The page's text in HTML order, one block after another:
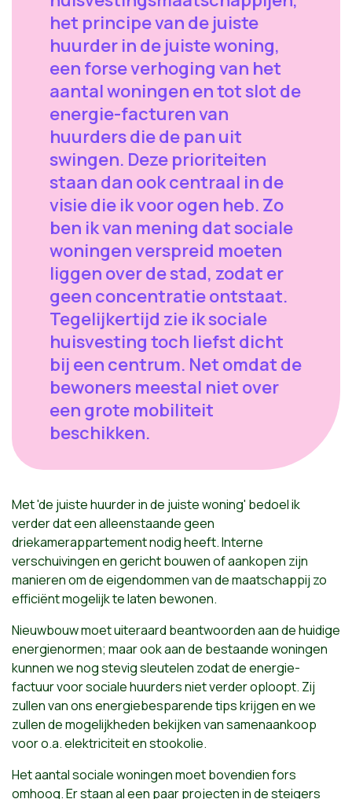
het principe van de juiste
huurder in de juiste woning,
een forse verhoging van het
aantal woningen en tot slot de
energie-facturen van
huurders die de pan uit
swingen. Deze prioriteiten
staan dan ook centraal in de
visie die ik voor ogen heb. Zo
ben ik van mening dat sociale
woningen verspreid moeten
liggen over de stad, zodat er
geen concentratie ontstaat.
Tegelijkertijd zie ik sociale
huisvesting toch liefst dicht
bij een centrum. Net omdat de
bewoners meestal niet over
een grote mobiliteit
beschikken.
Met 'de juiste huurder in de juiste woning' bedoel ik
verder dat een alleenstaande geen
driekamerappartement nodig heeft. Interne
verschuivingen en gericht bouwen of aankopen zijn
manieren om de eigendommen van de maatschappij zo
efficiënt mogelijk te laten bewonen.
Nieuwbouw moet uiteraard beantwoorden aan de huidige
energienormen; maar ook aan de bestaande woningen
kunnen we nog stevig sleutelen zodat de energie-
factuur voor sociale huurders niet verder oploopt. Zij
zullen van ons energiebesparende tips krijgen en we
zullen de mogelijkheden bekijken van samenaankoop
voor o.a. elektriciteit en stookolie.
Het aantal sociale woningen moet bovendien fors
omhoog. Er staan al een paar projecten in de steigers